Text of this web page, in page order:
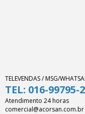
TELEVENDAS / MSG/
TEL: 016-99795-
Atendimento 24 horas
comercial@acorsan.com.br